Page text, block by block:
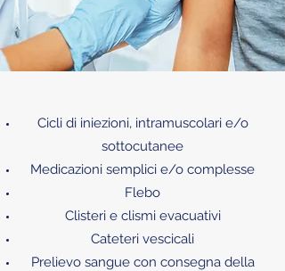
Cicli di iniezioni, intramuscolari e/o
sottocutanee
Medicazioni semplici e/o complesse
Flebo
Clisteri e clismi evacuativi
Cateteri vescicali
Prelievo sangue con consegna della